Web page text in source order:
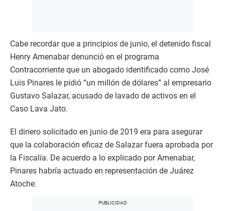
Cabe recordar que a principios de junio, el detenido fiscal
Henry Amenabar denunció en el programa
Contracorriente que un abogado identificado como José
Luis Pinares le pidió “un millón de dólares” al empresario
Gustavo Salazar, acusado de lavado de activos en el
Caso Lava Jato.
El dinero solicitado en junio de 2019 era para asegurar
que la colaboración eficaz de Salazar fuera aprobada por
la Fiscalía. De acuerdo a lo explicado por Amenabar,
Pinares habría actuado en representación de Juárez
Atoche.